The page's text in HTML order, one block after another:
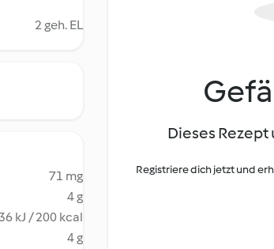
2 geh. EL
71 mg
4 g
kJ / 200 kcal
4 g
Dieses
Registriere dich jetzt und